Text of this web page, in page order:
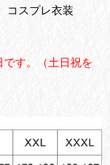
スプレ衣装
す。（土日祝を